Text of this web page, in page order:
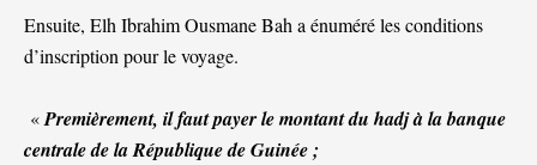
Ensuite, Elh Ibrahim Ousmane Bah a énuméré les conditions
d’inscription pour le voyage.
«Premièrement, il faut payer le montant du hadj à la banque
centrale de la République de Guinée ;